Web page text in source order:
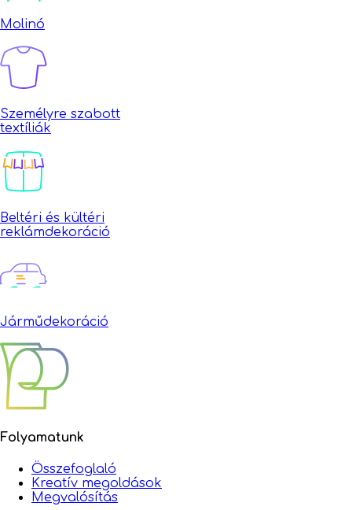
Molinó
Személyre szabott
textíliák
Beltéri és kültéri
reklámdekoráció
Járműdekoráció
Folyamatunk
Összefoglaló
Kreatív megoldások
Megvalósítás